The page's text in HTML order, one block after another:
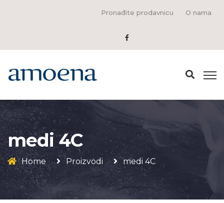
Pronađite prodavnicu O nama
medi 4C
Home Proizvodi medi 4C